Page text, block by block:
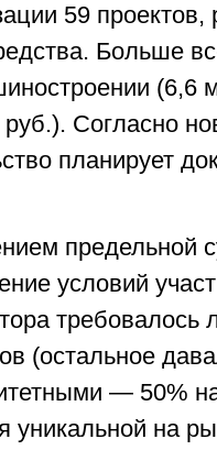
59 проектов,
Больше
(6,6
Согласно
планирует
предельной
условий
требовалось
(остальное
— 50%
уникальной на